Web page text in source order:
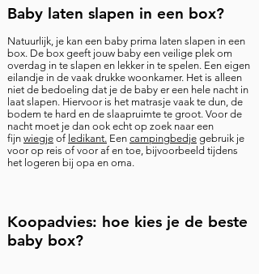
Baby laten slapen in een box?
Natuurlijk, je kan een baby prima laten slapen in een
box. De box geeft jouw baby een veilige plek om
overdag in te slapen en lekker in te spelen. Een eigen
eilandje in de vaak drukke woonkamer. Het is alleen
niet de bedoeling dat je de baby er een hele nacht in
laat slapen. Hiervoor is het matrasje vaak te dun, de
bodem te hard en de slaapruimte te groot. Voor de
nacht moet je dan ook echt op zoek naar een
fijn wiegje of ledikant. Een campingbedje gebruik je
voor op reis of voor af en toe, bijvoorbeeld tijdens
het logeren bij opa en oma.
Koopadvies: hoe kies je de beste
baby box?